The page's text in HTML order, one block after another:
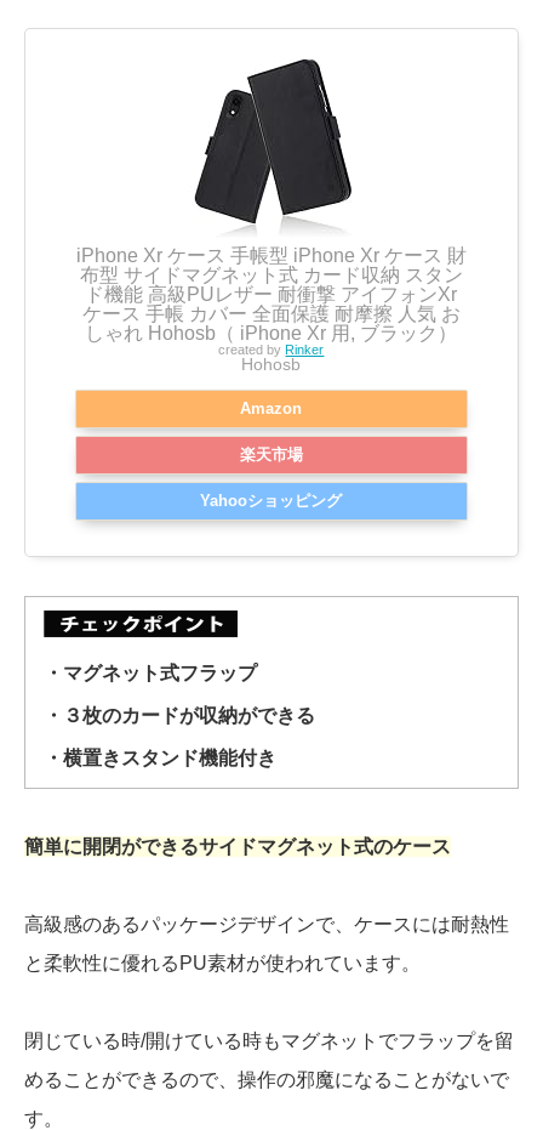
iPhone Xr ケース 手帳型 iPhone Xr ケース 財
布型 サイドマグネット式 カード収納 スタン
ド機能 高級PUレザー 耐衝撃 アイフォンXr
ケース 手帳 カバー 全面保護 耐摩擦 人気 お
しゃれ Hohosb（ iPhone Xr 用, ブラック）
created byRinker
Hohosb
Amazon
楽天市場
Yahooショッピング
・マグネット式フラップ
・３枚のカードが収納ができる
・横置きスタンド機能付き
簡単に開閉ができるサイドマグネット式のケース
高級感のあるパッケージデザインで、ケースには耐熱性
と柔軟性に優れるPU素材が使われています。
閉じている時/開けている時もマグネットでフラップを留
めることができるので、操作の邪魔になることがないで
す。